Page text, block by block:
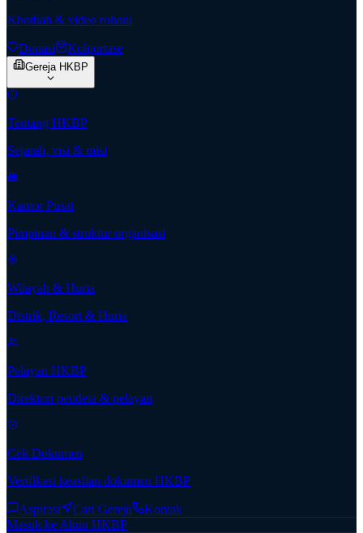
Khotbah & video rohani
Donasi Kolportase
Gereja HKBP
Tentang HKBP
Sejarah, visi & misi
Kantor Pusat
Pimpinan & struktur organisasi
Wilayah & Huria
Distrik, Resort & Huria
Pelayan HKBP
Direktori pendeta & pelayan
Cek Dokumen
Verifikasi keaslian dokumen HKBP
Aspirasi Cari Gereja
Kontak
Masuk ke Akun HKBP